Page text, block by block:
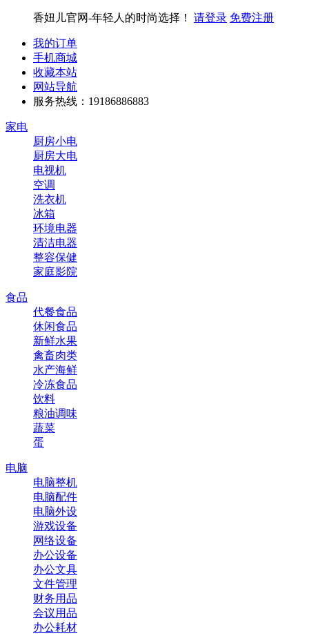
香妞儿官网-年轻人的时尚选择！ 请登录 免费注册
我的订单
手机商城
收藏本站
网站导航
服务热线：19186886883
家电
厨房小电
厨房大电
电视机
空调
洗衣机
冰箱
环境电器
清洁电器
整容保健
家庭影院
食品
代餐食品
休闲食品
新鲜水果
禽畜肉类
水产海鲜
冷冻食品
饮料
粮油调味
蔬菜
蛋
电脑
电脑整机
电脑配件
电脑外设
游戏设备
网络设备
办公设备
办公文具
文件管理
财务用品
会议用品
办公耗材